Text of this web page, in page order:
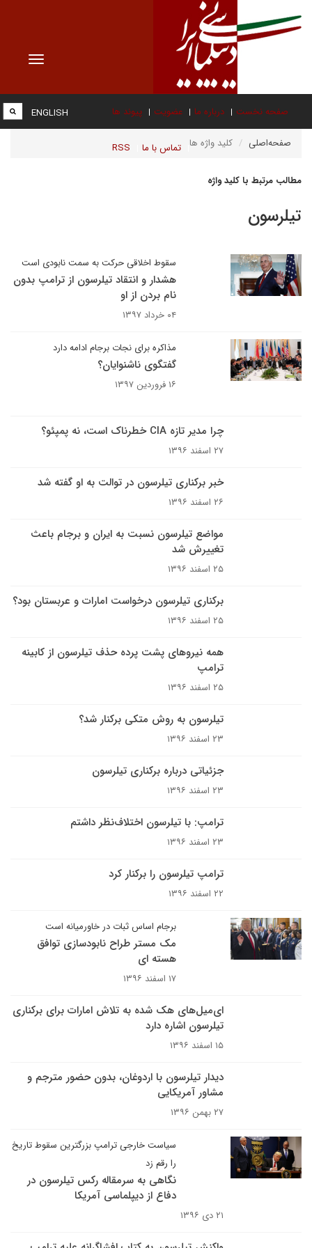
Toggle
صفحه نخست درباره ما عضویت پیوند ها
تماس با ما RSS
ENGLISH
صفحه‌اصلی کلید واژه ها
مطالب مرتبط با کلید واژه
تیلرسون
سقوط اخلاقی حرکت به سمت نابودی است
هشدار و انتقاد تیلرسون از ترامپ بدون
نام بردن از او
۰۴ خرداد ۱۳۹۷
مذاکره برای نجات برجام ادامه دارد
گفتگوی ناشنوایان؟
۱۶ فروردین ۱۳۹۷
چرا مدیر تازه CIA خطرناک است، نه پمپئو؟
۲۷ اسفند ۱۳۹۶
خبر برکناری تیلرسون در توالت به او گفته شد
۲۶ اسفند ۱۳۹۶
مواضع تیلرسون نسبت به ایران و برجام باعث
تغییرش شد
۲۵ اسفند ۱۳۹۶
برکناری تیلرسون درخواست امارات و عربستان بود؟
۲۵ اسفند ۱۳۹۶
همه نیروهای پشت پرده حذف تیلرسون از کابینه
ترامپ
۲۵ اسفند ۱۳۹۶
تیلرسون به روش متکی برکنار شد؟
۲۳ اسفند ۱۳۹۶
جزئیاتی درباره برکناری تیلرسون
۲۳ اسفند ۱۳۹۶
ترامپ: با تیلرسون اختلاف‌نظر داشتم
۲۳ اسفند ۱۳۹۶
ترامپ تیلرسون را برکنار کرد
۲۲ اسفند ۱۳۹۶
برجام اساس ثبات در خاورمیانه است
مک مستر طراح نابودسازی توافق
هسته ای
۱۷ اسفند ۱۳۹۶
ای‌میل‌های هک شده به تلاش امارات برای برکناری
تیلرسون اشاره دارد
۱۵ اسفند ۱۳۹۶
دیدار تیلرسون با اردوغان، بدون حضور مترجم و
مشاور آمریکایی
۲۷ بهمن ۱۳۹۶
سیاست خارجی ترامپ بزرگترین سقوط تاریخ
را رقم زد
نگاهی به سرمقاله رکس تیلرسون در
دفاع از دیپلماسی آمریکا
۲۱ دی ۱۳۹۶